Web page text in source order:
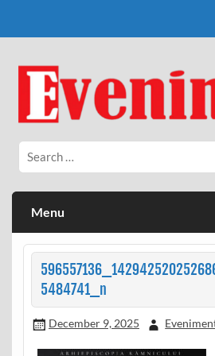
Eveniment Valcean
Menu
5484741_n
December 9, 2025